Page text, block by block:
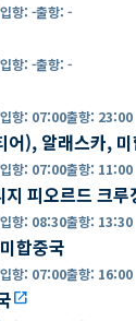
입항: -출항: -
입항: -출항: -
입항: 07:00출항: 23:00
어), 알래스카,
입항: 07:00출항: 11:00
지 피오르드 크
입항: 08:30출항: 13:30
합중국
입항: 07:00출항: 16:00
open_in_new